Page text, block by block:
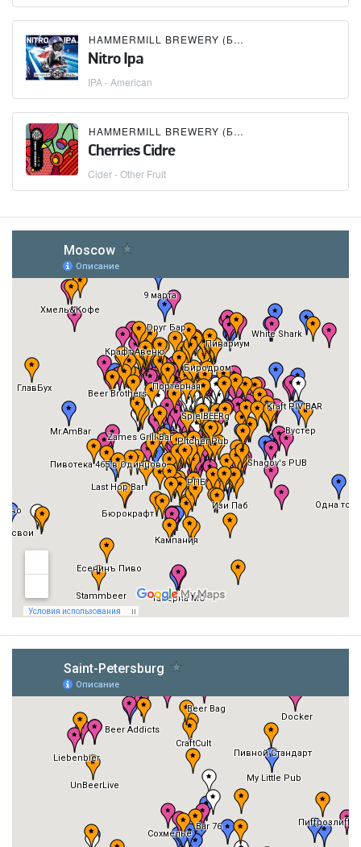
HAMMERMILL BREWERY (БУТЛЕГЕР)
Nitro Ipa
IPA - American
HAMMERMILL BREWERY (БУТЛЕГЕР)
Cherries Cidre
Cider - Other Fruit